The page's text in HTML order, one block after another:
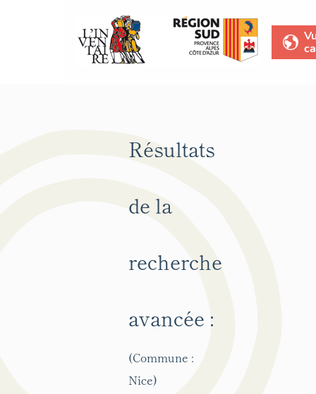
Résultats
de la
recherche
avancée :
(Commune :
Nice)